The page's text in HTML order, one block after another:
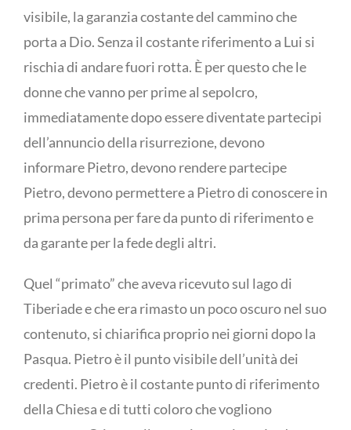
visibile, la garanzia costante del cammino che
porta a Dio. Senza il costante riferimento a Lui si
rischia di andare fuori rotta. È per questo che le
donne che vanno per prime al sepolcro,
immediatamente dopo essere diventate partecipi
dell’annuncio della risurrezione, devono
informare Pietro, devono rendere partecipe
Pietro, devono permettere a Pietro di conoscere in
prima persona per fare da punto di riferimento e
da garante per la fede degli altri.
Quel “primato” che aveva ricevuto sul lago di
Tiberiade e che era rimasto un poco oscuro nel suo
contenuto, si chiarifica proprio nei giorni dopo la
Pasqua. Pietro è il punto visibile dell’unità dei
credenti. Pietro è il costante punto di riferimento
della Chiesa e di tutti coloro che vogliono